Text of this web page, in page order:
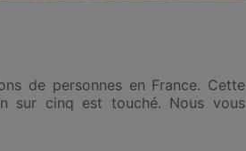
de personnes en France. Cette
sur cinq est touché. Nous vous